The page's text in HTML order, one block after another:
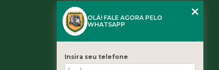
(11) 3461-5871
contato@leaoservicos.com.br
OLÁ! FALE AGORA PELO
WHATSAPP
Insira seu telefone